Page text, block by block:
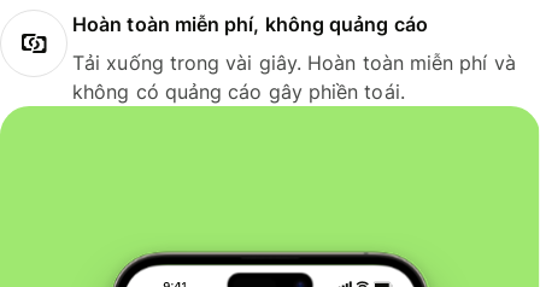
Hoàn toàn miễn phí, không quảng cáo
Tải xuống trong vài giây. Hoàn toàn miễn phí và
không có quảng cáo gây phiền toái.